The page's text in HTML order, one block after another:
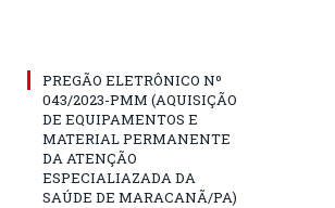
PREGÃO ELETRÔNICO Nº
043/2023-PMM (AQUISIÇÃO
DE EQUIPAMENTOS E
MATERIAL PERMANENTE
DA ATENÇÃO
ESPECIALIAZADA DA
SAÚDE DE MARACANÃ/PA)